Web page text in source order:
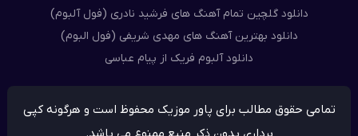
دانلود گلچین تمام آهنگ های فرشید نادری (فول آلبوم)
دانلود بهترین آهنگ های مهدی شریفی (فول البوم)
دانلود آلبوم فریک از پیام عباسی
تمامی حقوق مطالب برای پاور موزیک محفوظ است و هرگونه کپی